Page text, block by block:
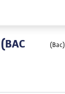
(Bac)